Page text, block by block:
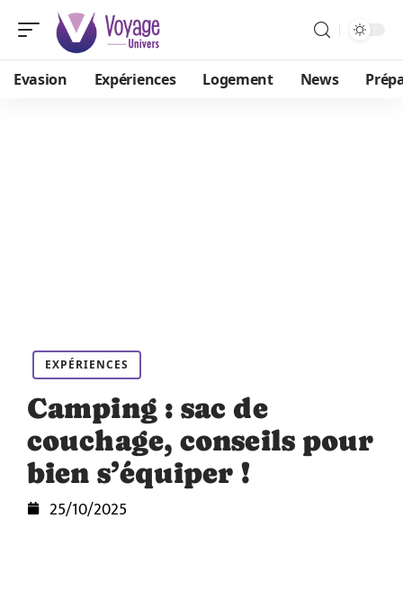
Evasion Expériences Logement News
EXPÉRIENCES
Camping : sac de
couchage, conseils pour
bien s’équiper !
25/10/2025